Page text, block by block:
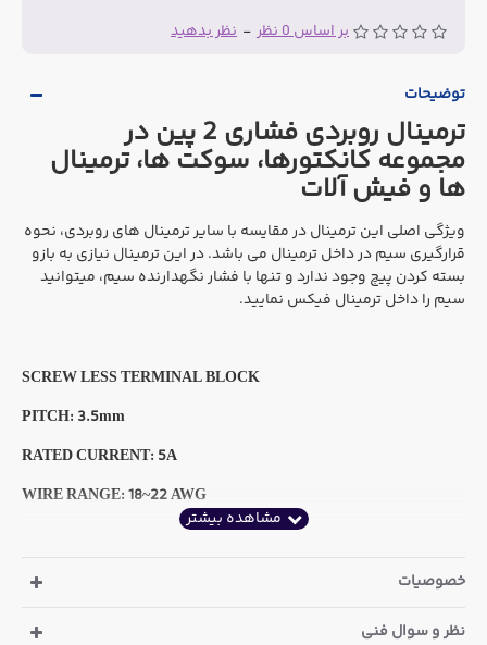
بر اساس 0 نظر - نظر بدهید
توضیحات
ترمینال روبردی فشاری 2 پین در
مجموعه کانکتورها، سوکت ها، ترمینال
ها و فیش آلات
ویژگی اصلی این ترمینال در مقایسه با سایر ترمینال های روبردی، نحوه
قرارگیری سیم در داخل ترمینال می باشد. در این ترمینال نیازی به بازو
بسته کردن پیچ وجود ندارد و تنها با فشار نگهدارنده سیم، میتوانید
سیم را داخل ترمینال فیکس نمایید.
SCREW LESS TERMINAL BLOCK
PITCH: 3.5mm
RATED CURRENT: 5A
WIRE RANGE: 18~22 AWG
خصوصیات
نظر و سوال فنی